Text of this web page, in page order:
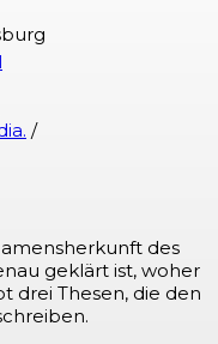
/
des
geklärt ist, woher
drei Thesen, die den